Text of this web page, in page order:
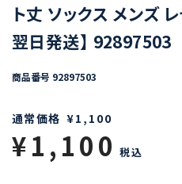
ト丈 ソックス メンズ
翌日発送】 92897503
商品番号 92897503
通常価格 ¥1,100
¥1,100 税込